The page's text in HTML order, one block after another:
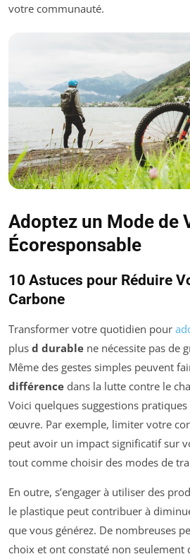
votre communauté.
Adoptez un Mode de
Écoresponsable
10 Astuces pour Réduire
Carbone
Transformer votre quotidien pour
plus d durable ne nécessite pas de
Même des gestes simples peuvent
différence dans la lutte contre le
Voici quelques suggestions
œuvre. Par exemple, limiter votre
peut avoir un impact significatif sur
tout comme choisir des modes de
En outre, s’engager à utiliser des
le plastique peut contribuer à
que vous générez. De nombreuses
choix et ont constaté non seulement